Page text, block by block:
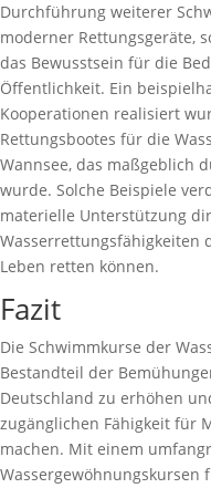
Durchführung weiterer
moderner Rettungsgeräte,
das Bewusstsein für die
Öffentlichkeit. Ein
Kooperationen realisiert
Rettungsbootes für die
Wannsee, das maßgeblich
wurde. Solche Beispiele
materielle Unterstützung
Wasserrettungsfähigkeiten
Leben retten können.
Fazit
Die Schwimmkurse der
Bestandteil der
Deutschland zu erhöhen
zugänglichen Fähigkeit für
machen. Mit einem